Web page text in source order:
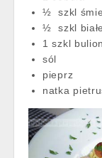
½ szkl
½ szkl
1 szkl
sól
pieprz
natka